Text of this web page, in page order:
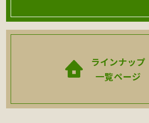
ラインナップ
⼀覧ページ